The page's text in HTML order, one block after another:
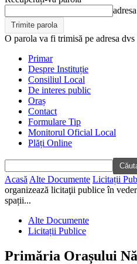
O parola va fi trimisă pe adresa dvs
Primar
Despre Instituție
Consiliul Local
De interes public
Oraș
Contact
Formulare Tip
Monitorul Oficial Local
Plăți Online
Acasă Alte Documente Licitații
organizează licitaţii publice în
spații...
Alte Documente
Licitații Publice
Primăria Orașului